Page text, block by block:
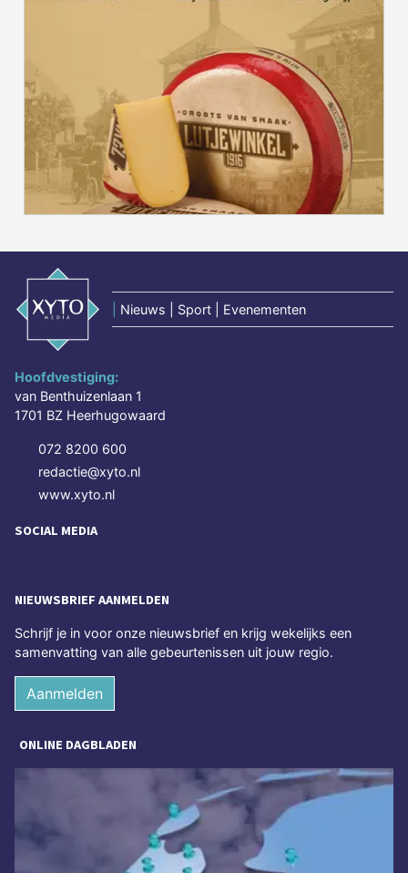
Nieuws | Sport | Evenementen
Hoofdvestiging:
van Benthuizenlaan 1
1701 BZ Heerhugowaard
072 8200 600
redactie@xyto.nl
www.xyto.nl
SOCIAL MEDIA
NIEUWSBRIEF AANMELDEN
Schrijf je in voor onze nieuwsbrief en krijg wekelijks een
samenvatting van alle gebeurtenissen uit jouw regio.
Aanmelden
ONLINE DAGBLADEN